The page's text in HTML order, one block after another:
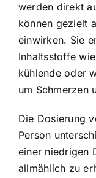
werden direkt
können gezielt
einwirken. Sie
Inhaltsstoffe
kühlende oder
um Schmerzen
Die Dosierung
Person
einer niedrigen
allmählich zu